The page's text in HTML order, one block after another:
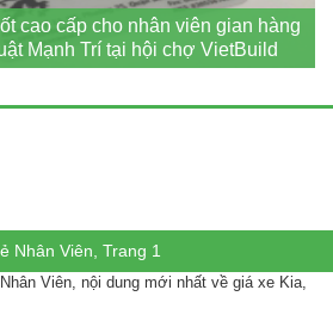
cao cấp cho nhân viên gian hàng
Mạnh Trí tại hội chợ VietBuild
Nhân Viên, Trang 1
Viên, nội dung mới nhất về giá xe Kia,